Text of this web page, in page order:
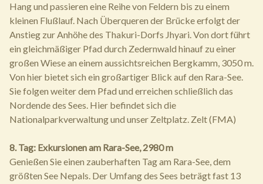
Hang und passieren eine Reihe von Feldern bis zu einem
kleinen Flußlauf. Nach Überqueren der Brücke erfolgt der
Anstieg zur Anhöhe des Thakuri-Dorfs Jhyari. Von dort führt
ein gleichmäßiger Pfad durch Zedernwald hinauf zu einer
großen Wiese an einem aussichtsreichen Bergkamm, 3050 m.
Von hier bietet sich ein großartiger Blick auf den Rara-See.
Sie folgen weiter dem Pfad und erreichen schließlich das
Nordende des Sees. Hier befindet sich die
Nationalparkverwaltung und unser Zeltplatz. Zelt (FMA)
8. Tag: Exkursionen am Rara-See, 2980 m
Genießen Sie einen zauberhaften Tag am Rara-See, dem
größten See Nepals. Der Umfang des Sees beträgt fast 13